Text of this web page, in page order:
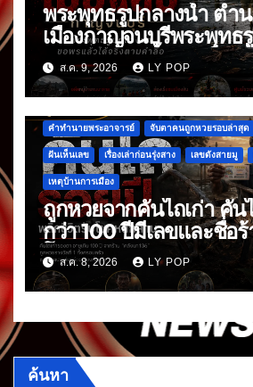
พระพุทธรูปกลางน้ำ ตำน
เมืองกาญจนบุรีพระพุทธ
จมหายกลางน้ำ อันเป็นเ
ต่อกันมา
ส.ค. 9, 2026 LY POP
คำทำนายพระอาจารย์ จับตาคนถูกหวยรอบล่าสุด
ฝันเห็นเลข เรื่องเล่าก่อนรุ่งสาง เลขดังสายมู
เหตุบ้านการเมือง
ถูกหวยจากคันไถเก่า คัน
กว่า 100 ปีมีเลขและชื่อ
โชค
ส.ค. 8, 2026 LY POP
ค้นหา